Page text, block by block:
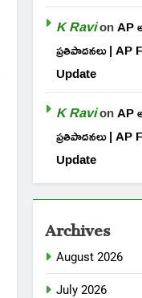
K RavionAP
ప్రతిపాదనలు |
Update
K RavionAP
ప్రతిపాదనలు |
Update
Archives
August 2026
July 2026